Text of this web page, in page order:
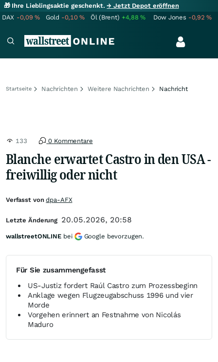
🎁 Ihre Lieblingsaktie geschenkt.→ Jetzt Depot eröffnen
DAX -0,09% Gold -0,10% Öl (Brent) +4,88% Dow Jones -0,92%
Startseite Nachrichten Weitere Nachrichten Nachricht
133 0 Kommentare
Blanche erwartet Castro in den USA -
freiwillig oder nicht
Für Sie zusammengefasst
US-Justiz fordert Raúl Castro zum Prozessbeginn
Anklage wegen Flugzeugabschuss 1996 und vier
Morde
Vorgehen erinnert an Festnahme von Nicolás
Maduro
Verfasst vondpa-AFX
Letzte Änderung 20.05.2026, 20:58
wallstreetONLINE bei Google bevorzugen.